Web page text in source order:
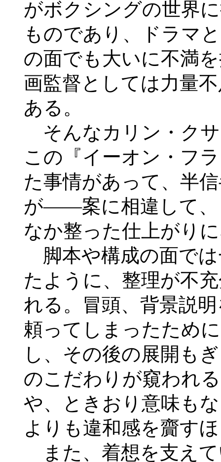
がボクシングの世界
ものであり、ドラマ
の面でも大いに不満
画監督としては力量
ある。
そんなカリン・ク
この『イーオン・フ
た事情があって、半
が――案に相違して、
なか整った仕上がり
脚本や構成の面で
たように、整理が不
れる。冒頭、背景説
頼ってしまったため
し、その後の展開も
のこだわりが窺われ
や、ときおり意味も
よりも違和感を齎す
また、着想を支え